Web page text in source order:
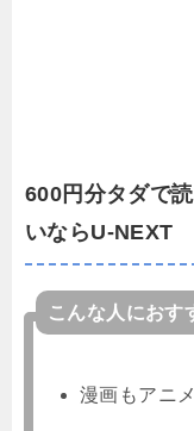
600円分タダで
いならU-NEXT
こんな人におす
漫画もアニ